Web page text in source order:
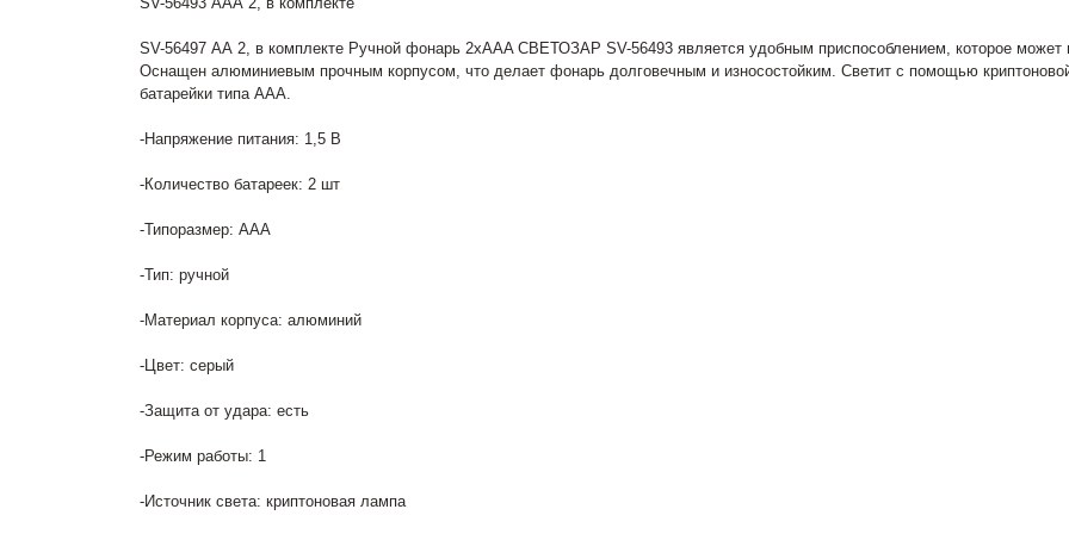
SV-56497 АА 2, в комплекте Ручной фонарь 2xAAA СВЕТОЗАР SV-56493 является удобным приспособлением, которое
Оснащен алюминиевым прочным корпусом, что делает фонарь долговечным и износостойким. Светит с помощью
батарейки типа ААА.
-Напряжение питания: 1,5 В
-Количество батареек: 2 шт
-Типоразмер: AAA
-Тип: ручной
-Материал корпуса: алюминий
-Цвет: серый
-Защита от удара: есть
-Режим работы: 1
-Источник света: криптоновая лампа